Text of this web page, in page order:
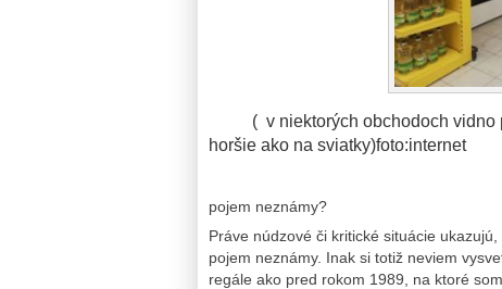
( v niektorých obchodoch vidno
horšie ako na sviatky)foto:internet
pojem neznámy?
Práve núdzové či kritické situácie
pojem neznámy. Inak si totiž neviem
regále ako pred rokom 1989, na ktoré